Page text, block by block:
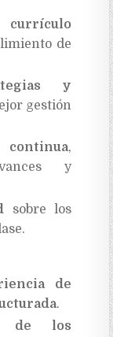
de
y
gestión
,
y
sobre los
de
.
de los